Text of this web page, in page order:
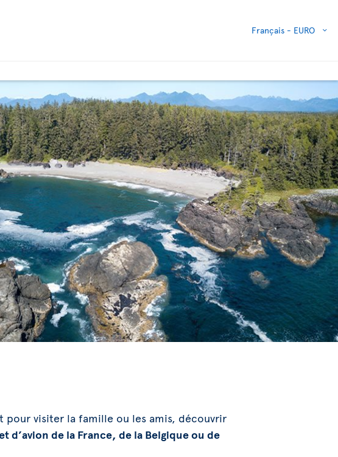
Français - EURO
pour visiter la famille ou les amis, découvrir
d’avion de la France, de la Belgique ou de